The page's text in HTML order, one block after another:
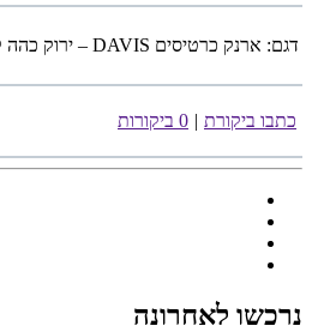
דגם: ארנק כרטיסים DAVIS – ירוק כהה קרוקו
כתבו ביקורת | 0 ביקורות
נרכשו לאחרונה